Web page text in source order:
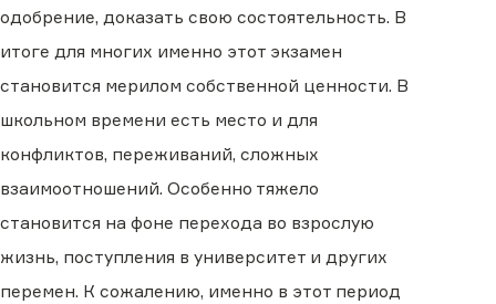
одобрение, доказать свою состоятельность. В
итоге для многих именно этот экзамен
становится мерилом собственной ценности. В
школьном времени есть место и для
конфликтов, переживаний, сложных
взаимоотношений. Особенно тяжело
становится на фоне перехода во взрослую
жизнь, поступления в университет и других
перемен. К сожалению, именно в этот период